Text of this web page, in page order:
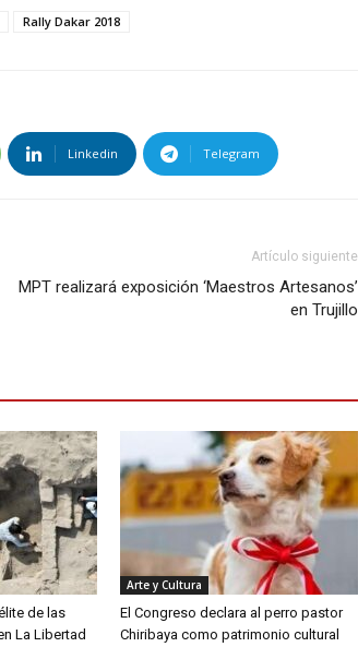
Rally Dakar 2018
Linkedin Telegram
Artículo siguiente
MPT realizará exposición ‘Maestros Artesanos’
en Trujillo
de las
La Libertad
Arte y Cultura
El Congreso declara al perro pastor
Chiribaya como patrimonio cultural